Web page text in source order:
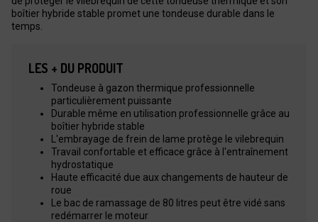
boîtier hybride stable promet une tondeuse durable dans le
temps.
LES + DU PRODUIT
Tondeuse à gazon thermique professionnelle
particulièrement puissante
Durable même en utilisation professionnelle grâce au
boîtier hybride stable
L'embrayage de frein de lame protège le vilebrequin
Travail confortable et efficace grâce à l'entraînement
hydrostatique
Haute efficacité due aux changements de hauteur de
roue
Le bac de ramassage de 80 litres peut être vidé sans
redémarrer le moteur